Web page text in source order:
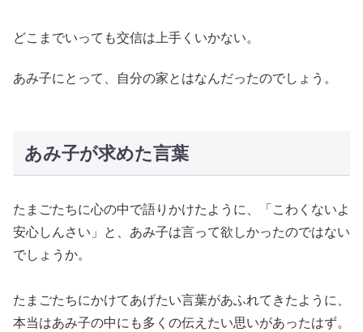
どこまでいっても交信は上手くいかない。
あみ子にとって、自分の家とはなんだったのでしょう。
あみ子が求めた言葉
たまごたちに心の中で語りかけたように、「こわくないよ
安心しんさい」と、あみ子は言って欲しかったのではない
でしょうか。
たまごたちにかけてあげたい言葉があふれてきたように、
本当はあみ子の中にも多くの伝えたい思いがあったはず。